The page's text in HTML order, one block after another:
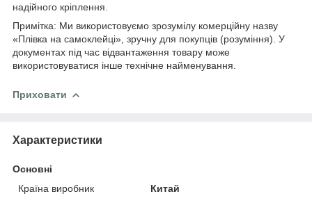
надійного кріплення.
Примітка: Ми використовуємо зрозумілу комерційну назву
«Плівка на самоклейці», зручну для покупців (розуміння). У
документах під час відвантаження товару може
використовуватися інше технічне найменування.
Приховати
Характеристики
Основні
Країна виробник
Китай